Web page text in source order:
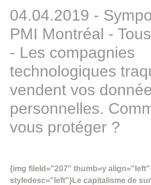
04.04.2019 -
PMI Montréal -
- Les compagnies
technologiques
vendent vos
personnelles.
vous protéger ?
{img fileId="207" thumb=y align="left"
styledesc="left"}Le capitalisme de